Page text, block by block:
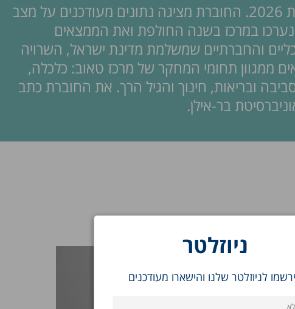
ניוזלטר
לניוזלטר שלנו והישארו מעודכנים
מרכז טאוב מפרסם את חוברת "תמונת מצב המדינה" לשנת 2026. החוברת מציגה נתונים מעודכנים על מצב
במרכז בשנה החולפת ואת הממצאים
והחברתיים שמשלמת מדינת ישראל, השרויה
ממגוון תחומי המחקר של מרכז טאוב: כלכלה,
ובריאות, חינוך והגיל הרך. את החוברת כתב
בר-אילן.